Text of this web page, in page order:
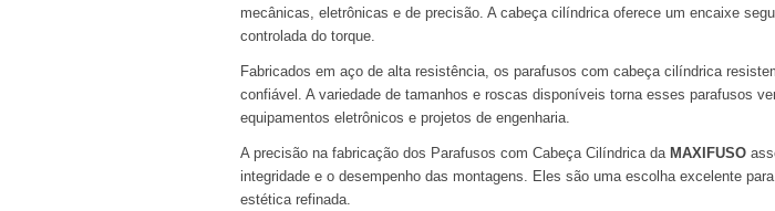
mecânicas, eletrônicas e de precisão. A cabeça cilíndrica oferece um encaixe
controlada do torque.
Fabricados em aço de alta resistência, os parafusos com cabeça cilíndrica
confiável. A variedade de tamanhos e roscas disponíveis torna esses parafusos
equipamentos eletrônicos e projetos de engenharia.
A precisão na fabricação dos Parafusos com Cabeça Cilíndrica da MAXIFUSO
integridade e o desempenho das montagens. Eles são uma escolha excelente
estética refinada.